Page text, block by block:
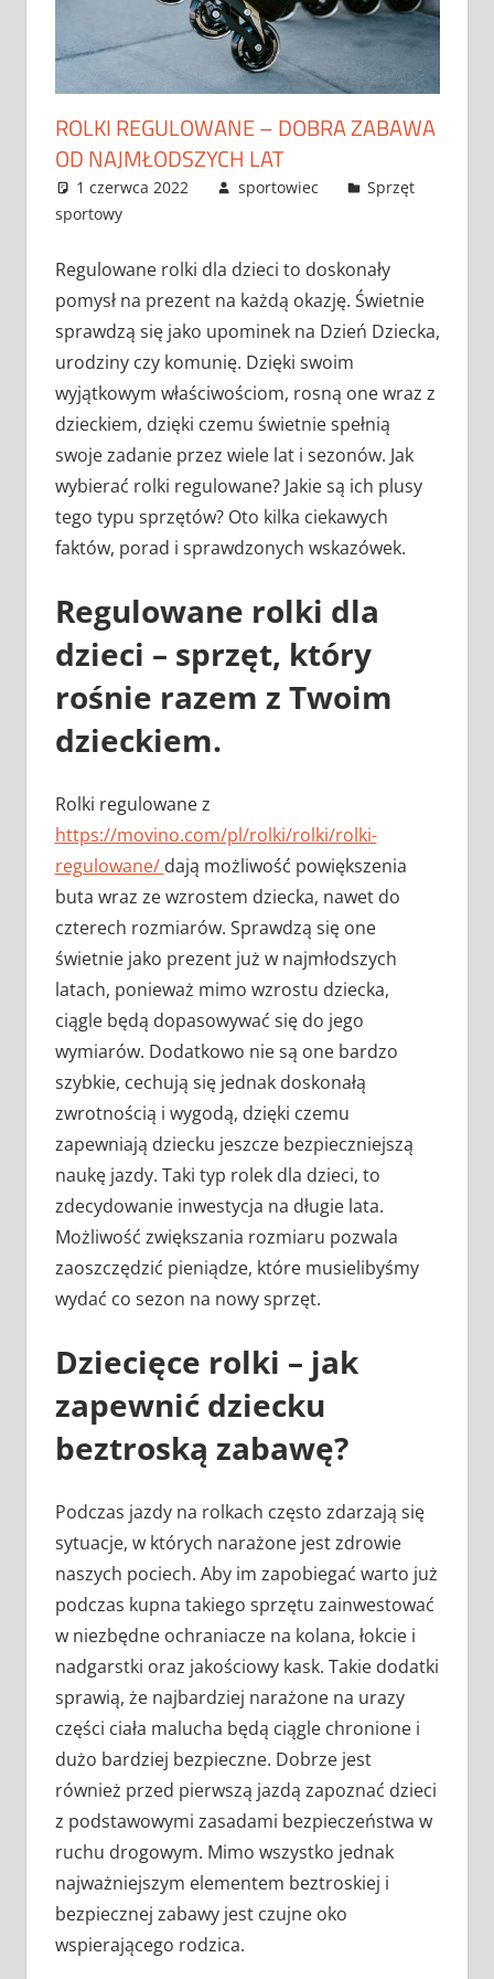
ROLKI REGULOWANE – DOBRA ZABAWA
OD NAJMŁODSZYCH LAT
1 czerwca 2022 sportowiec
Sprzęt
sportowy
Regulowane rolki dla dzieci to doskonały
pomysł na prezent na każdą okazję. Świetnie
sprawdzą się jako upominek na Dzień Dziecka,
urodziny czy komunię. Dzięki swoim
wyjątkowym właściwościom, rosną one wraz z
dzieckiem, dzięki czemu świetnie spełnią
swoje zadanie przez wiele lat i sezonów. Jak
wybierać rolki regulowane? Jakie są ich plusy
tego typu sprzętów? Oto kilka ciekawych
faktów, porad i sprawdzonych wskazówek.
Regulowane rolki dla
dzieci – sprzęt, który
rośnie razem z Twoim
dzieckiem.
Rolki regulowane z
https://movino.com/pl/rolki/rolki/rolki-
regulowane/ dają możliwość powiększenia
buta wraz ze wzrostem dziecka, nawet do
czterech rozmiarów. Sprawdzą się one
świetnie jako prezent już w najmłodszych
latach, ponieważ mimo wzrostu dziecka,
ciągle będą dopasowywać się do jego
wymiarów. Dodatkowo nie są one bardzo
szybkie, cechują się jednak doskonałą
zwrotnością i wygodą, dzięki czemu
zapewniają dziecku jeszcze bezpieczniejszą
naukę jazdy. Taki typ rolek dla dzieci, to
zdecydowanie inwestycja na długie lata.
Możliwość zwiększania rozmiaru pozwala
zaoszczędzić pieniądze, które musielibyśmy
wydać co sezon na nowy sprzęt.
Dziecięce rolki – jak
zapewnić dziecku
beztroską zabawę?
Podczas jazdy na rolkach często zdarzają się
sytuacje, w których narażone jest zdrowie
naszych pociech. Aby im zapobiegać warto już
podczas kupna takiego sprzętu zainwestować
w niezbędne ochraniacze na kolana, łokcie i
nadgarstki oraz jakościowy kask. Takie dodatki
sprawią, że najbardziej narażone na urazy
części ciała malucha będą ciągle chronione i
dużo bardziej bezpieczne. Dobrze jest
również przed pierwszą jazdą zapoznać dzieci
z podstawowymi zasadami bezpieczeństwa w
ruchu drogowym. Mimo wszystko jednak
najważniejszym elementem beztroskiej i
bezpiecznej zabawy jest czujne oko
wspierającego rodzica.